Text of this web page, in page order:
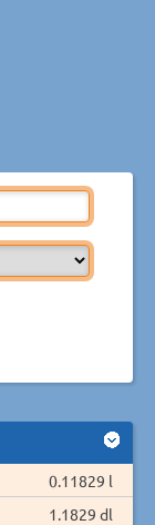
0.11829 l
1.1829 dl